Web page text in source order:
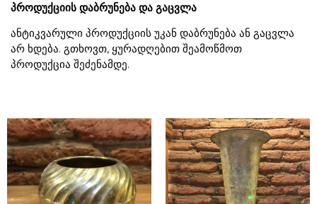
პროდუქციის დაბრუნება და გაცვლა
ანტიკვარული პროდუქციის უკან დაბრუნება ან გაცვლა
არ ხდება. გთხოვთ, ყურადღებით შეამოწმოთ
პროდუქცია შეძენამდე.